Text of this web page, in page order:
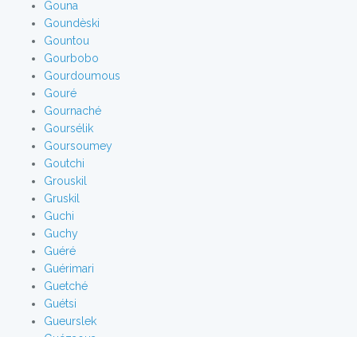
Gouna
Goundèski
Gountou
Gourbobo
Gourdoumous
Gouré
Gournaché
Goursélik
Goursoumey
Goutchi
Grouskil
Gruskil
Guchi
Guchy
Guéré
Guérimari
Guetché
Guétsi
Gueurslek